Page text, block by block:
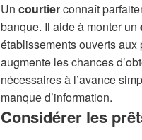
Un courtierconnaît
banque. Il aide à monter un
établissements ouverts
augmente les chances
nécessaires à l’avance
manque d’information.
Considérer les